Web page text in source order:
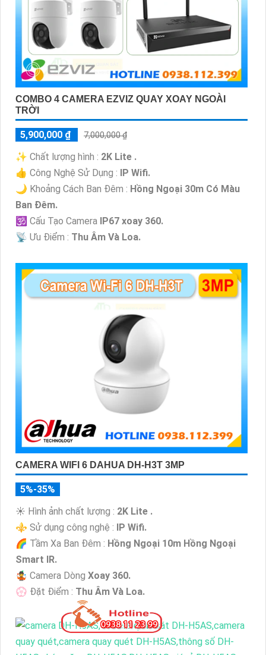
COMBO 4 CAMERA EZVIZ QUAY XOAY NGOÀI
TRỜI
5,900,000 ₫ 7,000,000 ₫
✨ Chất lượng hình : 2K Lite .
👍 Công Nghệ Sử Dụng : IP Wifi.
🌙 Khoảng Cách Ban Đêm : Hồng Ngoại 30m Có Màu
Ban Ðêm.
🕉️ Cấu Tạo Camera IP67 xoay 360.
️📡 Ưu Điểm : Thu Âm Và Loa.
CAMERA WIFI 6 DAHUA DH-H3T 3MP
5%-35%
☀️ Hình ảnh chất lượng : 2K Lite .
⚜️ Sử dụng công nghệ : IP Wifi.
🌈 Tầm Xa Ban Đêm : Hồng Ngoại 10m Hồng Ngoại
Smart IR.
🤹 Camera Dòng Xoay 360.
️💮 Đặt Điểm : Thu Âm Và Loa.